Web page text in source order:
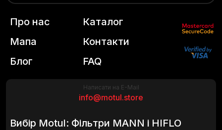
Написати на E-Mail
info@motul.store
Вибір Motul: Фільтри MANN і HIFLO
Про нас
Мапа
Блог
Каталог
Контакти
FAQ